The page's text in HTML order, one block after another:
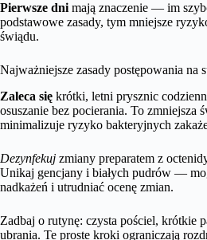
Pierwsze dnimają znaczenie — im
podstawowe zasady, tym mniejsze
świądu.
Najważniejsze zasady postępowania na
Zaleca się krótki, letni prysznic
osuszanie bez pocierania. To zmniejsza
minimalizuje ryzyko bakteryjnych
Dezynfekuj zmiany preparatem z
Unikaj gencjany i białych pudrów —
nadkażeń i utrudniać ocenę zmian.
Zadbaj o rutynę: czysta pościel, krótkie
ubrania. Te proste kroki ograniczają